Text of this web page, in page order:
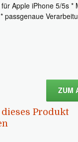
Apple iPhone 5/5s *
passgenaue
ZUM
Produkt